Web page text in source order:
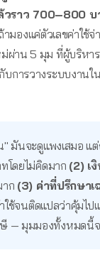
ล้วราว 700–800
มองแค่ตัวเลขค่าใช้จ่
น 5 มุม ที่ผู้บริหารแ
บการวางระบบงานใ
มันจะดูแพงเสมอ แ
โดยไม่คิดมาก (2) เ
าก (3) ค่าที่ปรึกษาเ
ใช้จนติดแปลว่าคุ้มไป
— มุมมองทั้งหมดนี้